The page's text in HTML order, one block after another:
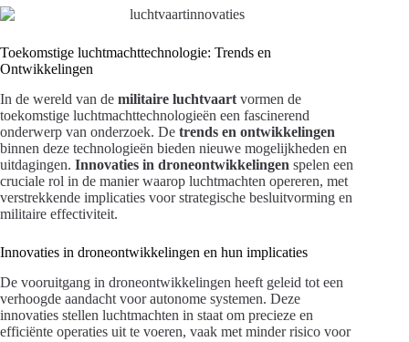
Toekomstige luchtmachttechnologie: Trends en
Ontwikkelingen
In de wereld van de militaire luchtvaart vormen de
toekomstige luchtmachttechnologieën een fascinerend
onderwerp van onderzoek. De trends en ontwikkelingen
binnen deze technologieën bieden nieuwe mogelijkheden en
uitdagingen. Innovaties in droneontwikkelingen spelen een
cruciale rol in de manier waarop luchtmachten opereren, met
verstrekkende implicaties voor strategische besluitvorming en
militaire effectiviteit.
Innovaties in droneontwikkelingen en hun implicaties
De vooruitgang in droneontwikkelingen heeft geleid tot een
verhoogde aandacht voor autonome systemen. Deze
innovaties stellen luchtmachten in staat om precieze en
efficiënte operaties uit te voeren, vaak met minder risico voor